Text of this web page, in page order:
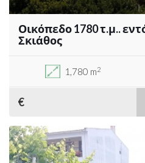
Οικόπεδο 1780 τ.μ..
Σκιάθος
1,780 m2
€